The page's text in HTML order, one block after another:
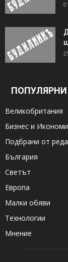
ПОПУЛЯРНИ
Великобритания
Бизнес и
Подбрани от
България
Светът
Европа
Малки обяви
Технологии
Мнение